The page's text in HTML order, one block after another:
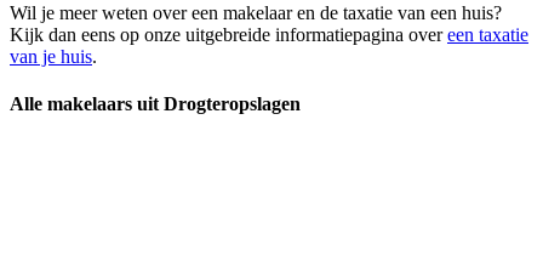
Wil je meer weten over een makelaar en de taxatie van een huis?
Kijk dan eens op onze uitgebreide informatiepagina overeen taxatie
van je huis.
Alle makelaars uit Drogteropslagen